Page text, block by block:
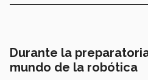
Durante la
mundo de la robótica